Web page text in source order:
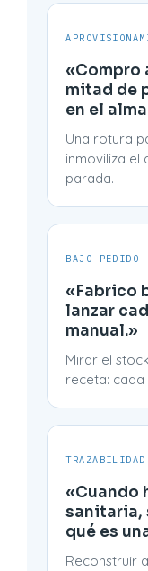
«Compro
mitad de
en el
Una rotura
inmoviliza el
parada.
BAJO PEDIDO
«Fabrico
lanzar
manual.»
Mirar el
receta:
TRAZABILIDAD
«Cuando
sanitaria,
qué es
Reconstruir